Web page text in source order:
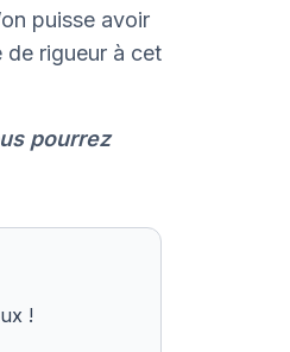
puisse avoir
de rigueur à cet
pourrez
!